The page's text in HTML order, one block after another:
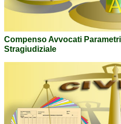
Compenso Avvocati
Stragiudiziale